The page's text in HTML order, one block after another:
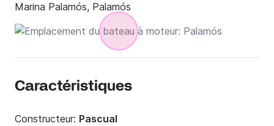
Marina Palamós, Palamós
Caractéristiques
Constructeur: Pascual